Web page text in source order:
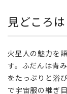
迎え
る――
人と
過ご
す
日々
見どころ
火星人の魅力を
す。ふだんは青
をたっぷりと浴
で宇宙服の継ぎ